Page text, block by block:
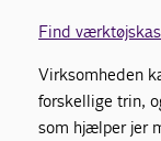
Find
Virksomheden
forskellige trin,
som hjælper jer